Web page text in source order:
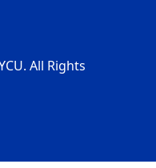
All Rights